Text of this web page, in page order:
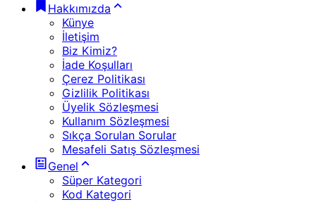
Hakkımızda
Künye
İletişim
Biz Kimiz?
İade Koşulları
Çerez Politikası
Gizlilik Politikası
Üyelik Sözleşmesi
Kullanım Sözleşmesi
Sıkça Sorulan Sorular
Mesafeli Satış Sözleşmesi
Genel
Süper Kategori
Kod Kategori